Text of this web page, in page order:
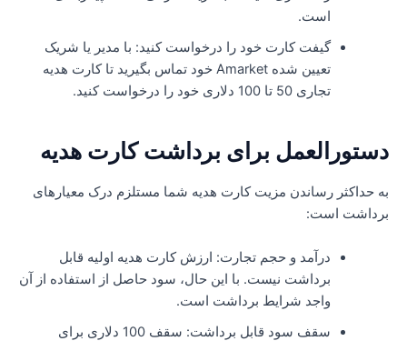
است.
گیفت کارت خود را درخواست کنید: با مدیر یا شریک
تعیین شده Amarket خود تماس بگیرید تا کارت هدیه
تجاری 50 تا 100 دلاری خود را درخواست کنید.
برای برداشت کارت هدیه
حداکثر رساندن مزیت کارت هدیه شما مستلزم درک معیارهای
است:
درآمد و حجم تجارت: ارزش کارت هدیه اولیه قابل
برداشت نیست. با این حال، سود حاصل از استفاده از آن
واجد شرایط برداشت است.
سقف سود قابل برداشت: سقف 100 دلاری برای